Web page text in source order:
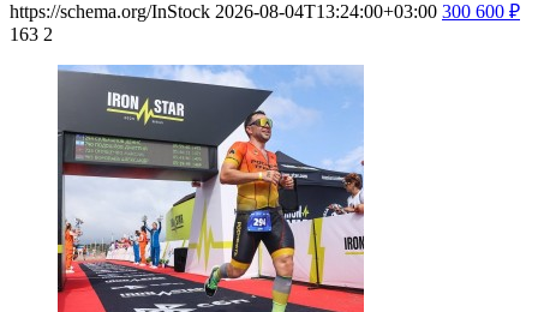
https://schema.org/InStock 2026-08-04T13:24:00+03:00 300 600 ₽
163 2